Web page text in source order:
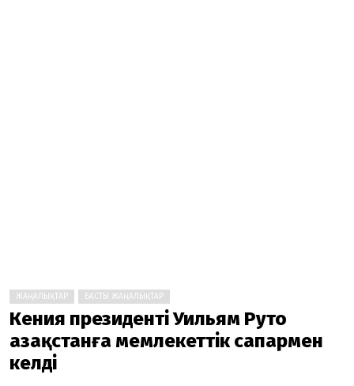
ЖАҢАЛЫҚТАР БАСТЫ ЖАҢАЛЫҚТАР
Кения президенті Уильям Руто
Қазақстанға мемлекеттік сапармен
келді